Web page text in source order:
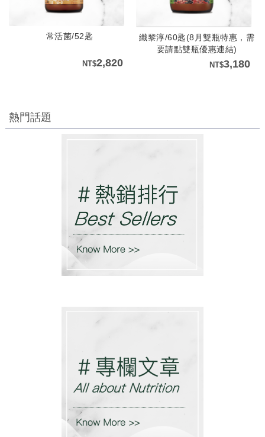
常活菌/52匙
2,820
纖黎淳/60匙(8月雙瓶特惠，需
要請點雙瓶優惠連結)
3,180
熱門話題